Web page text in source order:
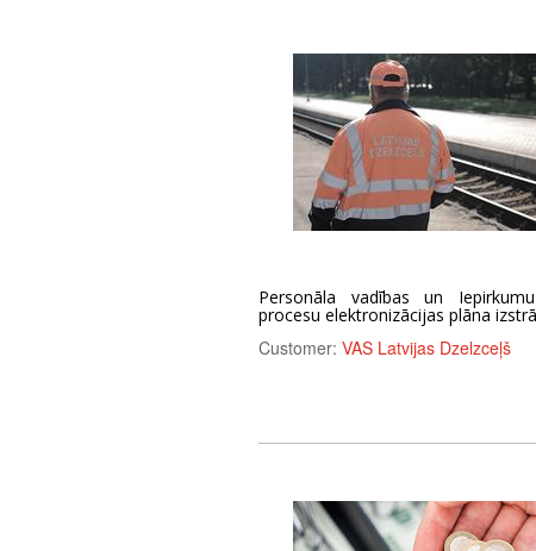
Personāla vadības un
procesu elektronizācijas plāna
Customer: VAS Latvijas Dzelzceļš